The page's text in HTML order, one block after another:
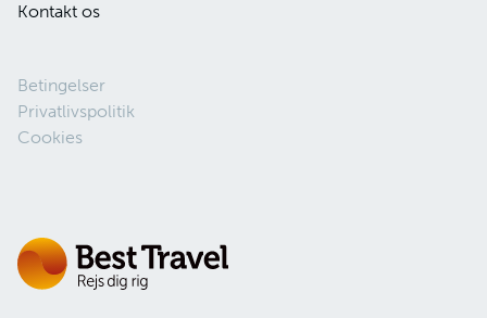
Kontakt os
Betingelser
Privatlivspolitik
Cookies